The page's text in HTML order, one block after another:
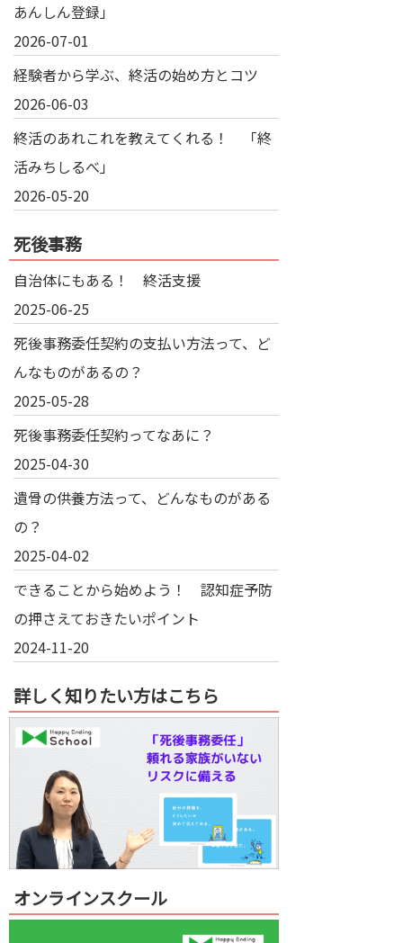
あんしん登録」
2026-07-01
経験者から学ぶ、終活の始め方とコツ
2026-06-03
終活のあれこれを教えてくれる！ 「終
活みちしるべ」
2026-05-20
死後事務
自治体にもある！ 終活支援
2025-06-25
死後事務委任契約の支払い方法って、ど
んなものがあるの？
2025-05-28
死後事務委任契約ってなあに？
2025-04-30
遺骨の供養方法って、どんなものがある
の？
2025-04-02
できることから始めよう！ 認知症予防
の押さえておきたいポイント
2024-11-20
詳しく知りたい方はこちら
オンラインスクール